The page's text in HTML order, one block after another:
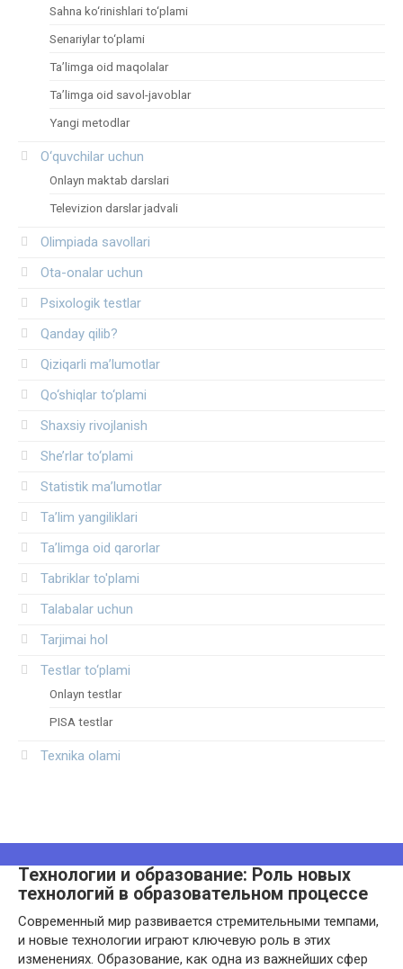
Sahna ko‘rinishlari to‘plami
Senariylar to‘plami
Ta’limga oid maqolalar
Ta’limga oid savol-javoblar
Yangi metodlar
O‘quvchilar uchun
Onlayn maktab darslari
Televizion darslar jadvali
Olimpiada savollari
Ota-onalar uchun
Psixologik testlar
Qanday qilib?
Qiziqarli ma’lumotlar
Qo‘shiqlar to‘plami
Shaxsiy rivojlanish
She’rlar to‘plami
Statistik ma’lumotlar
Ta’lim yangiliklari
Ta’limga oid qarorlar
Tabriklar to'plami
Talabalar uchun
Tarjimai hol
Testlar to‘plami
Onlayn testlar
PISA testlar
Texnika olami
Технологии и образование: Роль новых
технологий в образовательном процессе
Современный мир развивается стремительными темпами,
и новые технологии играют ключевую роль в этих
изменениях. Образование, как одна из важнейших сфер